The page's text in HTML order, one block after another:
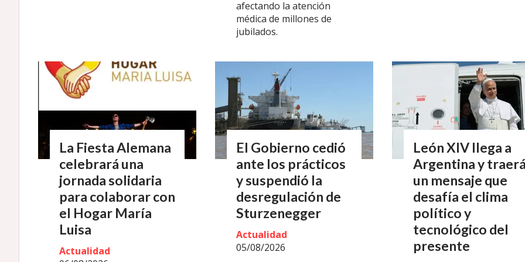
afectando la atención
médica de millones de
jubilados.
La Fiesta Alemana
celebrará una
jornada solidaria
para colaborar con
el Hogar María
Luisa
Actualidad
El Gobierno cedió
ante los prácticos
y suspendió la
desregulación de
Sturzenegger
Actualidad
05/08/2026
León XIV llega a
Argentina y
un mensaje que
desafía el clima
político y
tecnológico del
presente